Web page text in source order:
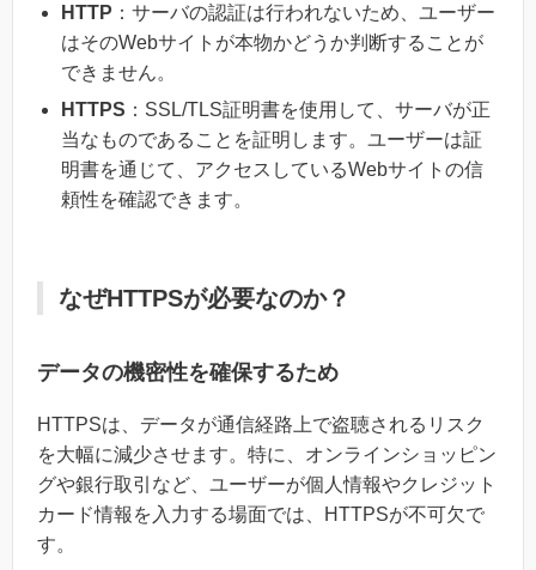
HTTP ：サーバの認証は行われないため、ユーザー
はそのWebサイトが本物かどうか判断することが
できません。
HTTPS ：SSL/TLS証明書を使用して、サーバが正
当なものであることを証明します。ユーザーは証
明書を通じて、アクセスしているWebサイトの信
頼性を確認できます。
なぜHTTPSが必要なのか？
データの機密性を確保するため
HTTPSは、データが通信経路上で盗聴されるリスク
を大幅に減少させます。特に、オンラインショッピン
グや銀行取引など、ユーザーが個人情報やクレジット
カード情報を入力する場面では、HTTPSが不可欠で
す。